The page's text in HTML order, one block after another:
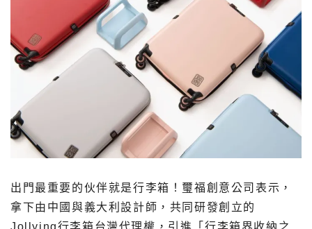
出門最重要的伙伴就是行李箱！璽福創意公司表示，
拿下由中國與義大利設計師，共同研發創立的
Jollying行李箱台灣代理權，引進「行李箱界收納之